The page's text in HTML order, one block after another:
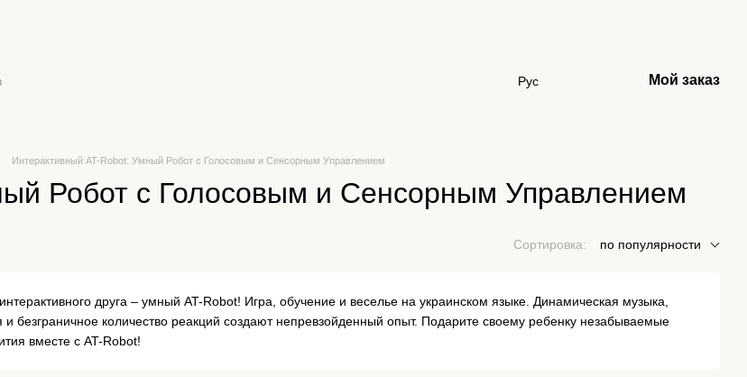
Рус Мой заказ
Интерактивный AT-Robot: Умный Робот с Голосовым и Сенсорным Управлением
Робот с Голосовым и Сенсорным Управлением
Сортировка: по популярности
интерактивного друга – умный AT-Robot! Игра, обучение и веселье на украинском языке. Динамическая музыка,
и безграничное количество реакций создают непревзойденный опыт. Подарите своему ребенку незабываемые
вместе с AT-Robot!